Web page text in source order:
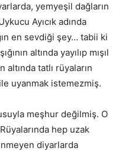
yemyeşil dağların
Ayıcık adında
en sevdiği şey… tabii ki
altında yayılıp mışıl
altında tatlı rüyaların
uyanmak istemezmiş.
meşhur değilmiş. O
hep uzak
diyarlarda